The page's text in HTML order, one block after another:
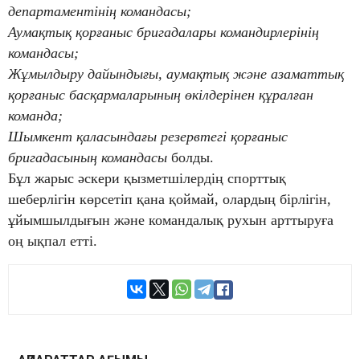
департаментінің командасы;
Аумақтық қорғаныс бригадалары командирлерінің
командасы;
Жұмылдыру дайындығы, аумақтық және азаматтық
қорғаныс басқармаларының өкілдерінен құралған
команда;
Шымкент қаласындағы резервтегі қорғаныс
бригадасының командасы болды.
Бұл жарыс әскери қызметшілердің спорттық
шеберлігін көрсетіп қана қоймай, олардың бірлігін,
ұйымшылдығын және командалық рухын арттыруға
оң ықпал етті.